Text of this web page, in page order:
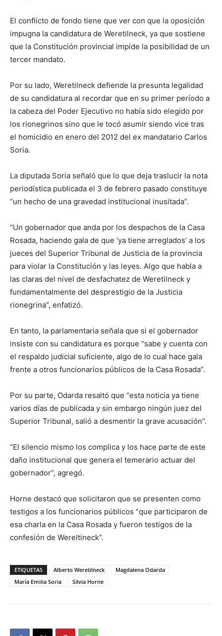
El conflicto de fondo tiene que ver con que la oposición
impugna la candidatura de Weretilneck, ya que sostiene
que la Constitución provincial impide la posibilidad de un
tercer mandato.
Por su lado, Weretilneck defiende la presunta legalidad
de su candidatura al recordar que en su primer período a
la cabeza del Poder Ejecutivo no había sido elegido por
los rionegrinos sino que le tocó asumir siendo vice tras
el homicidio en enero del 2012 del ex mandatario Carlos
Soria.
La diputada Soria señaló que lo que deja traslucir la nota
periodística publicada el 3 de febrero pasado constituye
“un hecho de una gravedad institucional inusitada”.
“Un gobernador que anda por los despachos de la Casa
Rosada, haciendo gala de que ‘ya tiene arreglados’ a los
jueces del Superior Tribunal de Justicia de la provincia
para violar la Constitución y las leyes. Algo que habla a
las claras del nivel de desfachatez de Weretilneck y
fundamentalmente del desprestigio de la Justicia
rionegrina”, enfatizó.
En tanto, la parlamentaria señala que si el gobernador
insiste con su candidatura es porque “sabe y cuenta con
el respaldo judicial suficiente, algo de lo cual hace gala
frente a otros funcionarios públicos de la Casa Rosada”.
Por su parte, Odarda resaltó que “esta noticia ya tiene
varios días de publicada y sin embargo ningún juez del
Superior Tribunal, salió a desmentir la grave acusación”.
“El silencio mismo los complica y los hace parte de este
daño institucional que genera el temerario actuar del
gobernador”, agregó.
Horne destacó que solicitaron que se presenten como
testigos a los funcionarios públicos “que participaron de
esa charla en la Casa Rosada y fueron testigos de la
confesión de Wereltineck”.
ETIQUETAS Alberto Weretilneck
Magdalena Odarda
María Emilia Soria
Silvia Horne